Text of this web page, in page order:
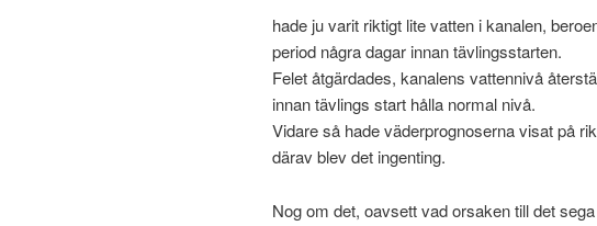
hade ju varit riktigt lite vatten i kanalen,
period några dagar innan tävlingsstarten.
Felet åtgärdades, kanalens vattennivå
innan tävlings start hålla normal nivå.
Vidare så hade väderprognoserna visat på
därav blev det ingenting.
Nog om det, oavsett vad orsaken till det